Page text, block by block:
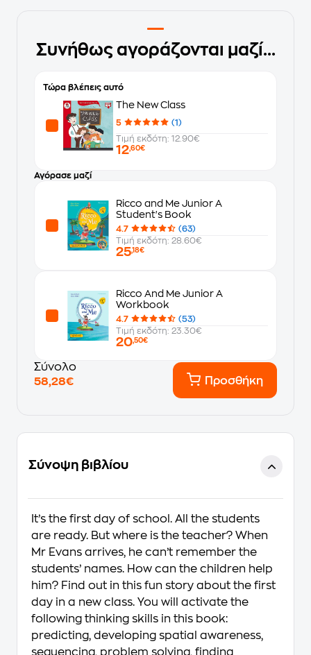
Συνήθως αγοράζονται μαζί...
Τώρα βλέπεις αυτό
The New Class
5
(1)
Τιμή εκδότη: 12.90€
12,60€
Αγόρασε μαζί
Ricco and Me Junior A
Student's Book
4.7
(63)
Τιμή εκδότη: 28.60€
25,18€
Ricco And Me Junior A
Workbook
4.7
(53)
Τιμή εκδότη: 23.30€
20,50€
Σύνολο
58,28€
Προσθήκη
Σύνοψη βιβλίου
It’s the first day of school. All the students
are ready. But where is the teacher? When
Mr Evans arrives, he can’t remember the
students’ names. How can the children help
him? Find out in this fun story about the first
day in a new class. You will activate the
following thinking skills in this book:
predicting, developing spatial awareness,
sequencing, problem solving, finding